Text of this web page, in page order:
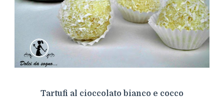
Tartufi al cioccolato bianco e cocco